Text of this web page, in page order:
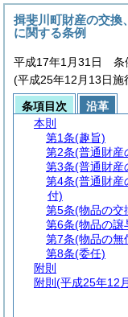
揖斐川町財産の交換
に関する条例
平成17年1月31日 条
(平成25年12月13日施
条項目次
沿革
本則
第1条(趣旨)
第2条(普通財産
第3条(普通財産
第4条(普通財産
付)
第5条(物品の交
第6条(物品の譲
第7条(物品の無
第8条(委任)
附則
附則 (平成25年12